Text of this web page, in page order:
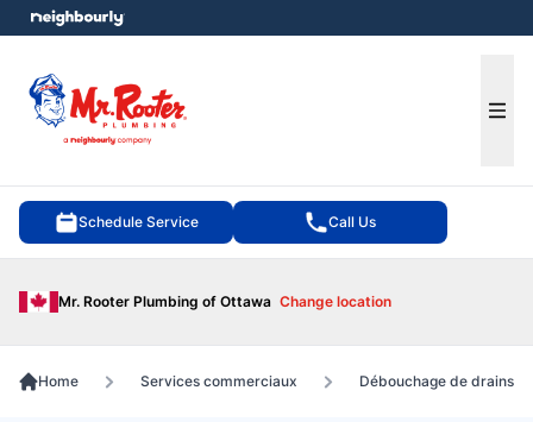
Schedule Service Call Us
Mr. Rooter Plumbing of Ottawa Change location
menu
Home Services commerciaux Débouchage de drains